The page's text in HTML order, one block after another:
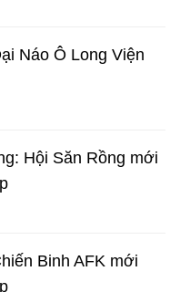
Náo Ô Long Viện
Hội Săn Rồng mới
Binh AFK mới